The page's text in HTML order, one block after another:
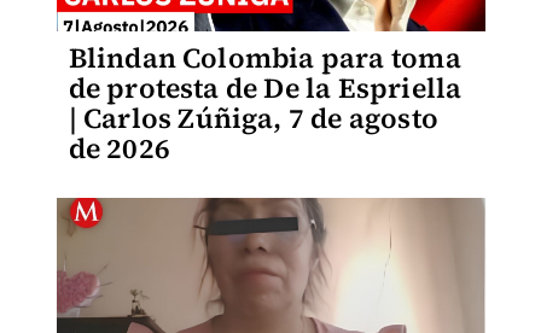
Blindan Colombia para toma
de protesta de De la Espriella
| Carlos Zúñiga, 7 de agosto
de 2026